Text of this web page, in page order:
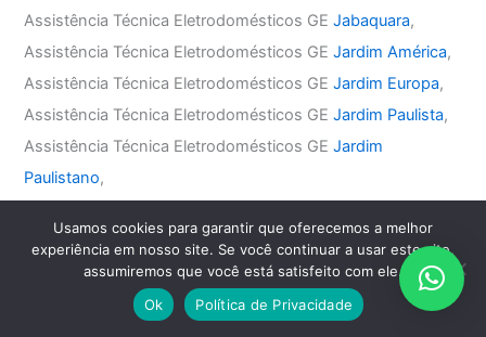
Assistência Técnica Eletrodomésticos GEJabaquara,
Assistência Técnica Eletrodomésticos GEJardim América,
Assistência Técnica Eletrodomésticos GEJardim Europa,
Assistência Técnica Eletrodomésticos GEJardim Paulista,
Assistência Técnica Eletrodomésticos GEJardim
Paulistano,
Assistência Técnica Eletrodomésticos GE
Jockey Club
Assistência Técnica Eletrodomésticos GEMoema,
Assistência Técnica Eletrodomésticos GEMorumbi
Usamos cookies para garantir que oferecemos a melhor
experiência em nosso site. Se você continuar a usar este site,
assumiremos que você está satisfeito com ele.
Ok
Política de Privacidade